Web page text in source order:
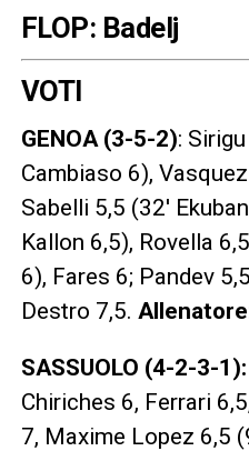
FLOP: Badelj
VOTI
GENOA (3-5-2):
Cambiaso 6),
Sabelli 5,5 (32′
Kallon 6,5), Rovella 6,5
6), Fares 6; Pandev
Destro 7,5. Allenatore
SASSUOLO (4-2-3-1):
Chiriches 6, Ferrari 6,5
7, Maxime Lopez 6,5